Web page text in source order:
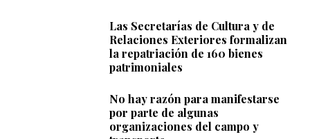
Las Secretarías de Cultura y de
Relaciones Exteriores formalizan
la repatriación de 160 bienes
patrimoniales
No hay razón para manifestarse
por parte de algunas
organizaciones del campo y